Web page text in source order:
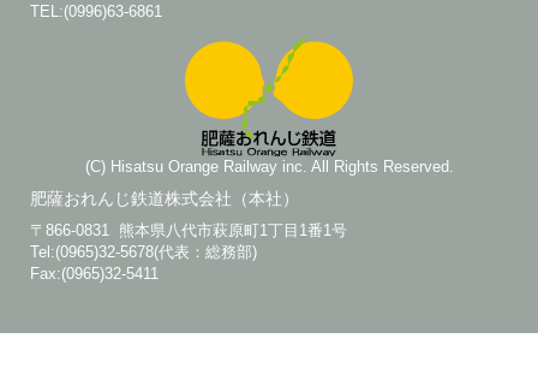
TEL:(0996)63-6861
(C) Hisatsu Orange Railway inc. All Rights Reserved.
肥薩おれんじ鉄道株式会社（本社）
〒866-0831 熊本県八代市萩原町1丁目1番1号
Tel:(0965)32-5678(代表：総務部)
Fax:(0965)32-5411